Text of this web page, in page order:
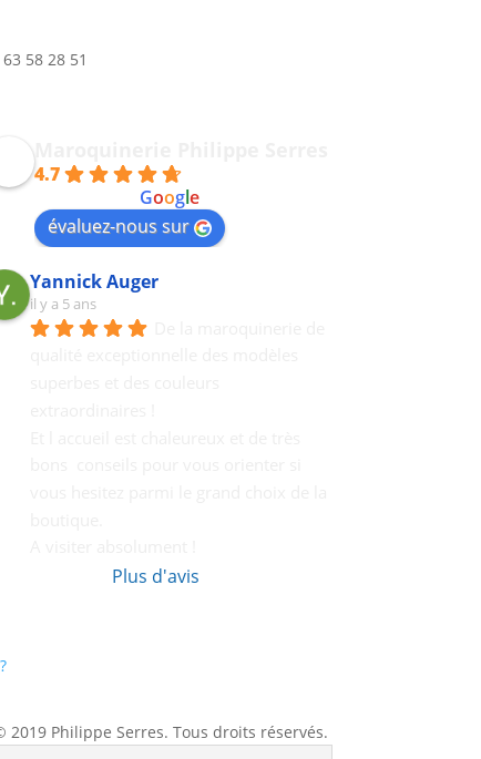
58 28 51
Maroquinerie Philippe Serres
4.7
Google
évaluez-nous sur
Yannick Auger
il y a 5 ans
Plus d'avis
2019 Philippe Serres. Tous droits réservés.